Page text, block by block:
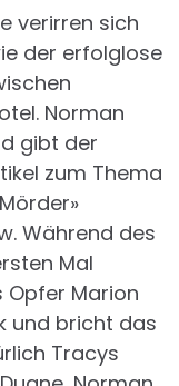
verirren sich
der erfolglose
Norman
gibt der
zum Thema
Während des
Mal
Opfer Marion
und bricht das
Tracys